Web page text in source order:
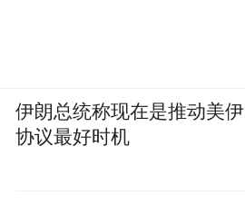
伊朗总统称现在是推动美伊
协议最好时机